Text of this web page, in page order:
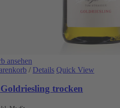
ansehen
/ Details Quick View
trocken